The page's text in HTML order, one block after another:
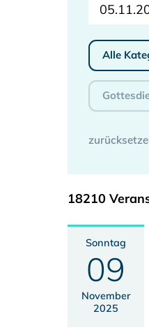
Alle
18210
Sonntag
09
November
2025